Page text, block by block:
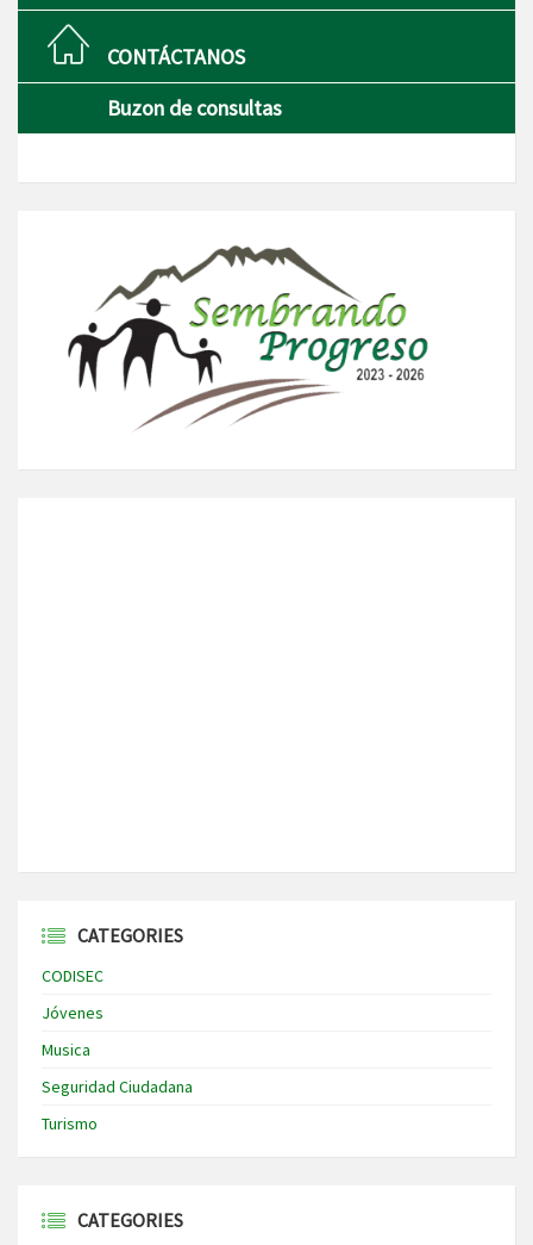
CONTÁCTANOS
Buzon de consultas
CATEGORIES
CODISEC
Jóvenes
Musica
Seguridad Ciudadana
Turismo
CATEGORIES